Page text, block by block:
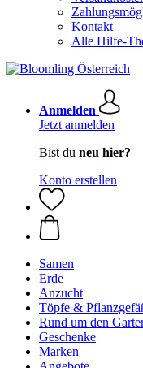
Kontakt
Alle Hilfe-
Anmelden
Jetzt anmelden
Bist du neu hier?
Konto erstellen
Samen
Erde
Anzucht
Töpfe &
Rund um den
Geschenke
Marken